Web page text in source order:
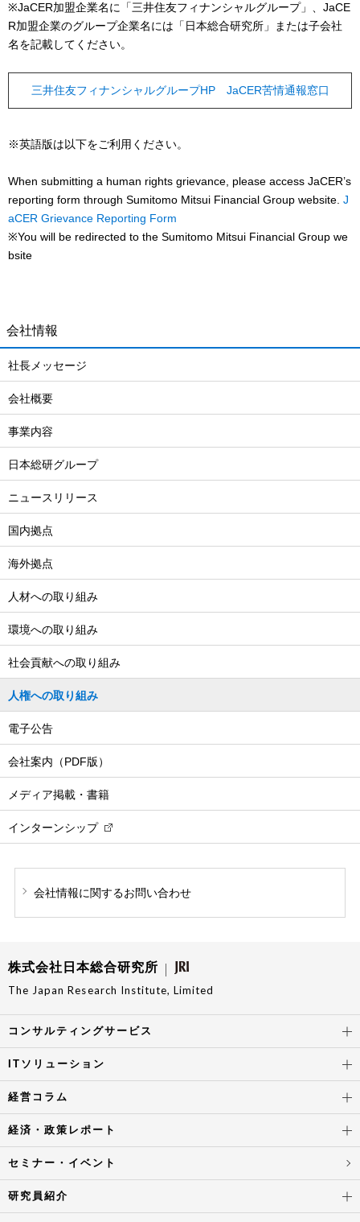
※JaCER加盟企業名に「三井住友フィナンシャルグループ」、JaCE
R加盟企業のグループ企業名には「日本総合研究所」または子会社
名を記載してください。
三井住友フィナンシャルグループHP JaCER苦情通報窓口
※英語版は以下をご利用ください。
When submitting a human rights grievance, please access JaCER’s
reporting form through Sumitomo Mitsui Financial Group website. J
aCER Grievance Reporting Form
※You will be redirected to the Sumitomo Mitsui Financial Group we
bsite
会社情報
社長メッセージ
会社概要
事業内容
日本総研グループ
ニュースリリース
国内拠点
海外拠点
人材への取り組み
環境への取り組み
社会貢献への取り組み
人権への取り組み
電子公告
会社案内（PDF版）
メディア掲載・書籍
インターンシップ
会社情報に関するお問い合わせ
株式会社日本総合研究所
The Japan Research Institute, Limited
コンサルティングサービス
ITソリューション
経営コラム
経済・政策レポート
セミナー・イベント
研究員紹介